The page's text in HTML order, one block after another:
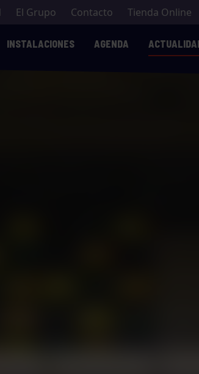
El Grupo Contacto Tienda Online
INSTALACIONES AGENDA